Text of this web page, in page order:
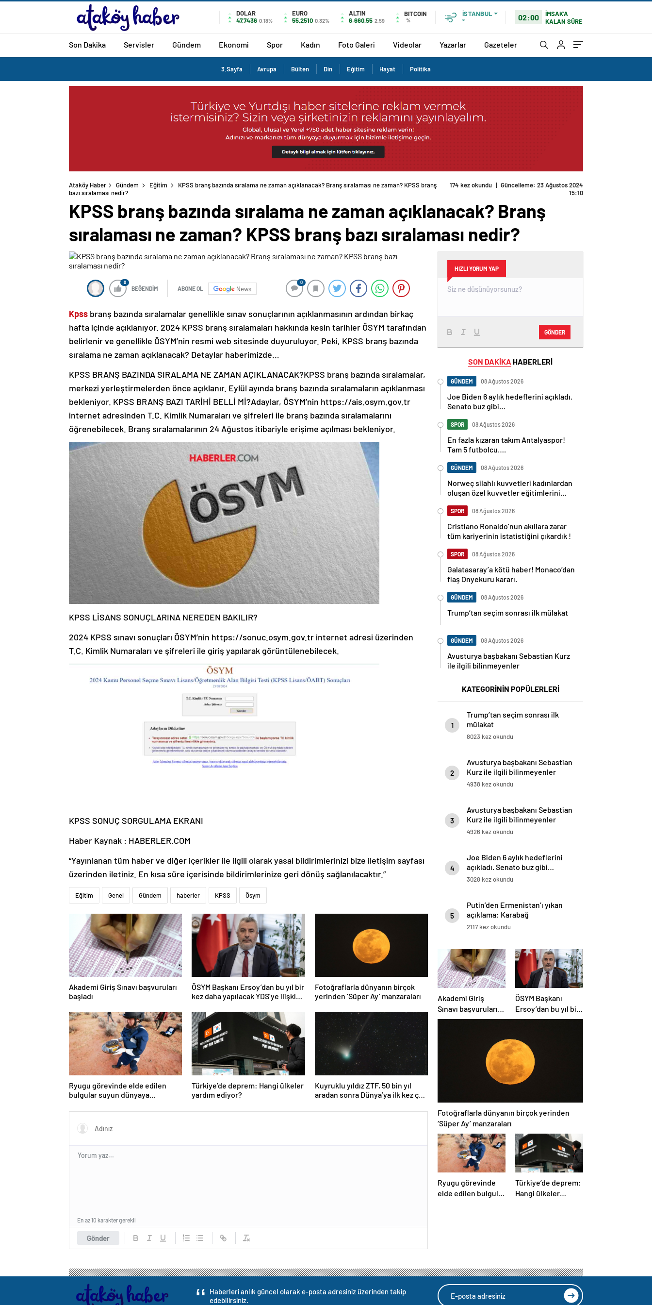
DOLAR
47,7436 0.18%
EURO
55,2510 0.32%
ALTIN
6.660,55 2,59
BITCOIN
%
İSTANBUL
°
02:00
İMSAK'A
KALAN SÜRE
Son Dakika Servisler Gündem Ekonomi Spor Kadın Foto Galeri Videolar Yazarlar Gazeteler
3.Sayfa Avrupa Bülten Din Eğitim Hayat Politika
Ataköy Haber Gündem Eğitim
KPSS branş bazında sıralama ne zaman açıklanacak? Branş sıralaması ne zaman? KPSS branş
bazı sıralaması nedir?
174 kez okundu | Güncelleme: 23 Ağustos 2024
15:10
KPSS branş bazında sıralama ne zaman açıklanacak? Branş
sıralaması ne zaman? KPSS branş bazı sıralaması nedir?
0
BEĞENDİM ABONE OL News
0
Kpss branş bazında sıralamalar genellikle sınav sonuçlarının açıklanmasının ardından birkaç
hafta içinde açıklanıyor. 2024 KPSS branş sıralamaları hakkında kesin tarihler ÖSYM tarafından
belirlenir ve genellikle ÖSYM’nin resmi web sitesinde duyuruluyor. Peki, KPSS branş bazında
sıralama ne zaman açıklanacak? Detaylar haberimizde…
KPSS BRANŞ BAZINDA SIRALAMA NE ZAMAN AÇIKLANACAK?KPSS branş bazında sıralamalar,
merkezi yerleştirmelerden önce açıklanır. Eylül ayında branş bazında sıralamaların açıklanması
bekleniyor. KPSS BRANŞ BAZI TARİHİ BELLİ Mİ?Adaylar, ÖSYM’nin https://ais.osym.gov.tr
internet adresinden T.C. Kimlik Numaraları ve şifreleri ile branş bazında sıralamalarını
öğrenebilecek. Branş sıralamalarının 24 Ağustos itibariyle erişime açılması bekleniyor.
KPSS LİSANS SONUÇLARINA NEREDEN BAKILIR?
2024 KPSS sınavı sonuçları ÖSYM’nin https://sonuc.osym.gov.tr internet adresi üzerinden
T.C. Kimlik Numaraları ve şifreleri ile giriş yapılarak görüntülenebilecek.
KPSS SONUÇ SORGULAMA EKRANI
Haber Kaynak : HABERLER.COM
“Yayınlanan tüm haber ve diğer içerikler ile ilgili olarak yasal bildirimlerinizi bize iletişim sayfası
üzerinden iletiniz. En kısa süre içerisinde bildirimlerinize geri dönüş sağlanılacaktır.”
Eğitim Genel Gündem haberler KPSS Ösym
Akademi Giriş Sınavı başvuruları
başladı
ÖSYM Başkanı Ersoy’dan bu yıl bir
kez daha yapılacak YDS’ye ilişkin
Fotoğraflarla dünyanın birçok
yerinden ‘Süper Ay’ manzaraları
Ryugu görevinde elde edilen
bulgular suyun dünyaya
olabileceğini gösteriyor
Türkiye’de deprem: Hangi ülkeler
yardım ediyor?
Kuyruklu yıldız ZTF, 50 bin yıl
aradan sonra Dünya’ya ilk kez çok
Gönder
En az 10 karakter gerekli
HIZLI YORUM YAP
GÖNDER
SON DAKİKA HABERLERİ
GÜNDEM 08 Ağustos 2026
Joe Biden 6 aylık hedeflerini açıkladı.
Senato buz gibi…
SPOR 08 Ağustos 2026
En fazla kızaran takım Antalyaspor!
Tam 5 futbolcu….
GÜNDEM 08 Ağustos 2026
Norweç silahlı kuvvetleri kadınlardan
oluşan özel kuvvetler eğitimlerini
SPOR 08 Ağustos 2026
Cristiano Ronaldo’nun akıllara zarar
tüm kariyerinin istatistiğini çıkardık !
SPOR 08 Ağustos 2026
Galatasaray’a kötü haber! Monaco’dan
flaş Onyekuru kararı.
GÜNDEM 08 Ağustos 2026
Trump’tan seçim sonrası ilk mülakat
GÜNDEM 08 Ağustos 2026
Avusturya başbakanı Sebastian Kurz
ile ilgili bilinmeyenler
KATEGORİNİN POPÜLERLERİ
1
Trump’tan seçim sonrası ilk
mülakat
8023 kez okundu
2
Avusturya başbakanı Sebastian
Kurz ile ilgili bilinmeyenler
4938 kez okundu
3
Avusturya başbakanı Sebastian
Kurz ile ilgili bilinmeyenler
4926 kez okundu
4
Joe Biden 6 aylık hedeflerini
açıkladı. Senato buz gibi…
3028 kez okundu
5
Putin’den Ermenistan’ı yıkan
açıklama: Karabağ
Azerbaycan’ın ayrılmaz bir
2117 kez okundu
Akademi Giriş
Sınavı başvuruları
başladı
ÖSYM Başkanı
Ersoy’dan bu yıl bir
kez daha yapılacak
açıklama
Fotoğraflarla dünyanın birçok yerinden
‘Süper Ay’ manzaraları
Ryugu görevinde
elde edilen bulgular
Türkiye’de deprem:
Hangi ülkeler
Haberleri anlık güncel olarak e-posta adresiniz üzerinden takip
edebilirsiniz.